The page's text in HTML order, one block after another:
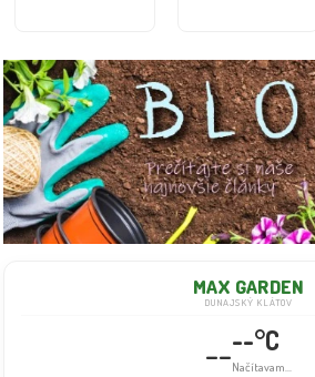
MAX GARDEN
DUNAJSKÝ KLÁTOV
--°C
Info dočasne nedostupné